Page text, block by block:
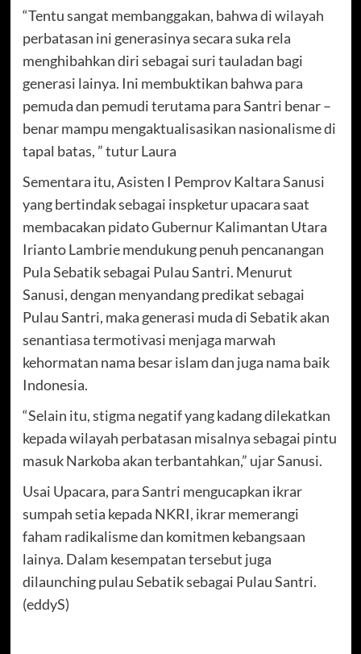
“Tentu sangat membanggakan, bahwa di wilayah
perbatasan ini generasinya secara suka rela
menghibahkan diri sebagai suri tauladan bagi
generasi lainya. Ini membuktikan bahwa para
pemuda dan pemudi terutama para Santri benar –
benar mampu mengaktualisasikan nasionalisme di
tapal batas, ” tutur Laura
Sementara itu, Asisten I Pemprov Kaltara Sanusi
yang bertindak sebagai inspketur upacara saat
membacakan pidato Gubernur Kalimantan Utara
Irianto Lambrie mendukung penuh pencanangan
Pula Sebatik sebagai Pulau Santri. Menurut
Sanusi, dengan menyandang predikat sebagai
Pulau Santri, maka generasi muda di Sebatik akan
senantiasa termotivasi menjaga marwah
kehormatan nama besar islam dan juga nama baik
Indonesia.
“Selain itu, stigma negatif yang kadang dilekatkan
kepada wilayah perbatasan misalnya sebagai pintu
masuk Narkoba akan terbantahkan,” ujar Sanusi.
Usai Upacara, para Santri mengucapkan ikrar
sumpah setia kepada NKRI, ikrar memerangi
faham radikalisme dan komitmen kebangsaan
lainya. Dalam kesempatan tersebut juga
dilaunching pulau Sebatik sebagai Pulau Santri.
(eddyS)